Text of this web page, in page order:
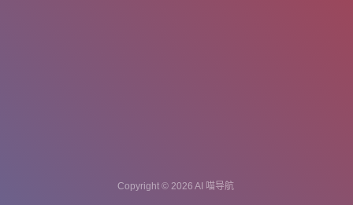
Copyright © 2026 AI 喵导航